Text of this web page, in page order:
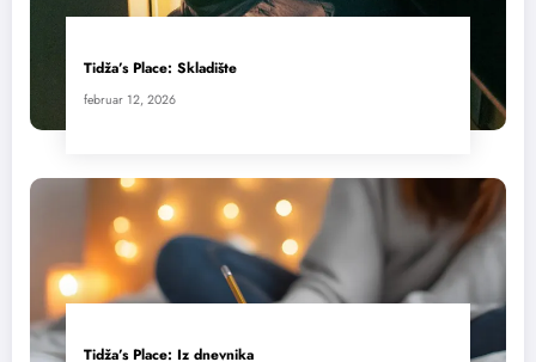
Tidža’s Place: Skladište
februar 12, 2026
Tidža’s Place: Iz dnevnika